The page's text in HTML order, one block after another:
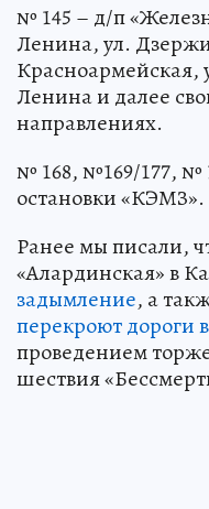
№ 145 – д/п
Ленина, ул.
Красноармейская,
Ленина и далее
направлениях.
№ 168, №169/177, №
остановки «КЭМЗ».
Ранее мы писали,
«Алардинская» в
задымление, а
перекроют дороги
проведением
шествия